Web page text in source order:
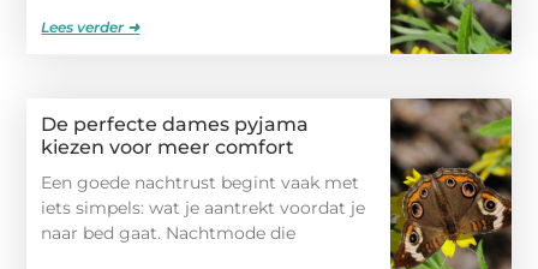
Lees verder ➜
De perfecte dames pyjama
kiezen voor meer comfort
Een goede nachtrust begint vaak met
iets simpels: wat je aantrekt voordat je
naar bed gaat. Nachtmode die